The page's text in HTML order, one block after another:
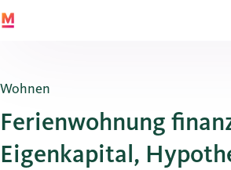
Wohnen
Ferienwohnung
Eigenkapital,